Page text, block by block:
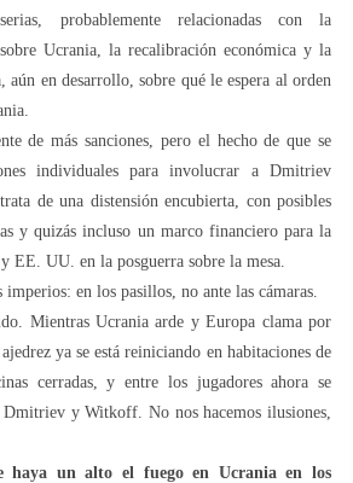
probablemente relacionadas con la
Ucrania, la recalibración económica y la
aún en desarrollo, sobre qué le espera al orden
de más sanciones, pero el hecho de que se
individuales para involucrar a Dmitriev
de una distensión encubierta, con posibles
y quizás incluso un marco financiero para la
EE. UU. en la posguerra sobre la mesa.
en los pasillos, no ante las cámaras.
Mientras Ucrania arde y Europa clama por
ya se está reiniciando en habitaciones de
cerradas, y entre los jugadores ahora se
y Witkoff. No nos hacemos ilusiones,
haya un alto el fuego en Ucrania en los